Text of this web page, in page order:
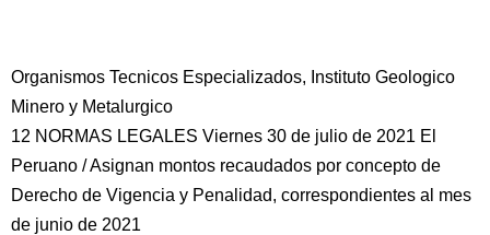
Organismos Tecnicos Especializados, Instituto Geologico
Minero y Metalurgico
12 NORMAS LEGALES Viernes 30 de julio de 2021 El
Peruano / Asignan montos recaudados por concepto de
Derecho de Vigencia y Penalidad, correspondientes al mes
de junio de 2021